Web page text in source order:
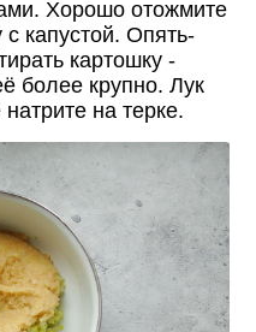
Хорошо отожмите
с капустой. Опять-
картошку -
более крупно. Лук
на терке.